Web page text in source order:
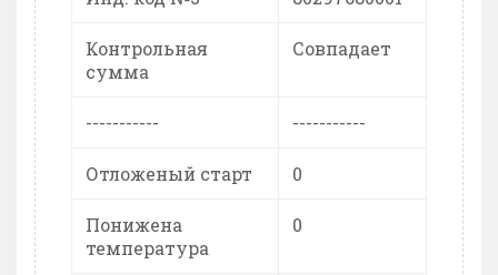
Контрольная
сумма
Совпадает
----------- -----------
Отложеный старт 0
Понижена
температура
0